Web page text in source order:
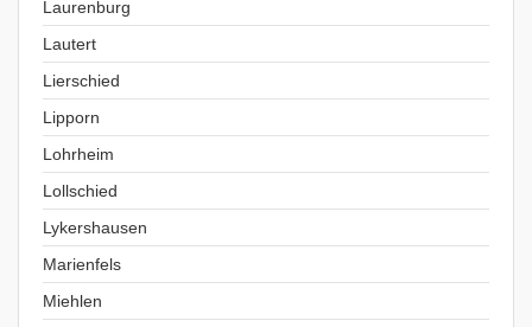
Laurenburg
Lautert
Lierschied
Lipporn
Lohrheim
Lollschied
Lykershausen
Marienfels
Miehlen